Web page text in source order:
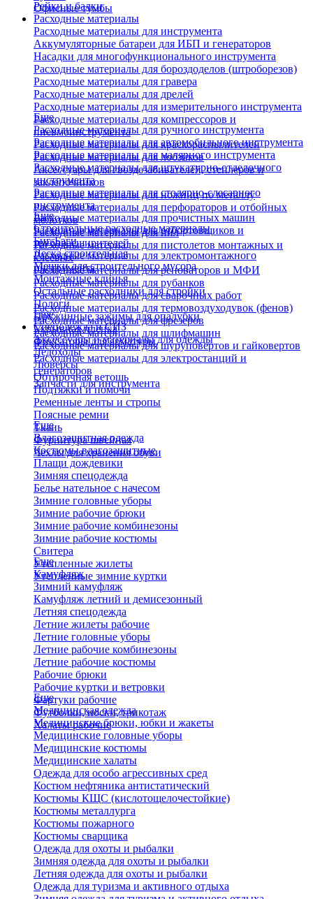
Офисные тумбы
Рейки и балки
Расходные материалы
Расходные материалы для инструмента
Аккумуляторные батареи для ИБП и генераторов
Насадки для многофункционального инструмента
Расходные материалы для бороздоделов (штроборезов)
Расходные материалы для гравера
Расходные материалы для дрелей
Расходные материалы для измерительного инструмента
Расходные материалы для компрессоров и
пневмоинструмента
Расходные материалы для краскораспылителей
Расходные материалы для лобзиков
Аксессуары для гвоздезабивателей, степлеров и
заклепочников
Расходные материалы для ножниц по металлу
Расходные материалы для перфораторов и отбойных
молотков
Расходные материалы для пил
Расходные материалы для пистолетов монтажных и
клеевых
Расходные материалы для реноваторов и МФИ
Расходные материалы для рубанков
Расходные материалы для сварочных работ
Расходные материалы для термовоздуходувок (фенов)
Расходные материалы для фрезеров
Расходные материалы для шлифмашин
Расходные материалы для шуруповертов и гайковертов
Расходные материалы для электростанций и
генераторов
Запчасти для инструмента
Еще
Расходные материалы для ручного инструмента
Расходные материалы для автомобильного инструмента
Расходные материалы для малярного инструмента
Расходные материалы для штукатурно-отделочного
инструмента
Расходные материалы для столярно-слесарного
инструмента
Расходные материалы для прочистных машин
Расходные материалы для отбортовщиков и
труборасширителей
Расходные материалы для электромонтажного
инструмента
Еще
Строительные расходные материалы
Биг-Бэги
Леска строительная
Мешки для строительного мусора
Монтажные клинья
Остальные расходники для стройки
Пологи
Пружинные зажимы для опалубки
Укрывная пленка
Фиксаторы для арматуры
Еще
Спецодежда и СИЗ
Аксессуары и материалы для одежды
Ледоходы
Люверсы
Обтирочная ветошь
Подтяжки и помочи
Ременные ленты и стропы
Поясные ремни
Ткань
Фурнитура швейная
Чехлы для хранения обуви
Еще
Влагозащитная одежда
Костюмы влагозащитные
Плащи дождевики
Зимняя спецодежда
Белье нательное с начесом
Зимние головные уборы
Зимние рабочие брюки
Зимние рабочие комбинезоны
Зимние рабочие костюмы
Свитера
Утепленные жилеты
Утепленные зимние куртки
Еще
Камуфляж
Зимний камуфляж
Камуфляж летний и демисезонный
Летняя спецодежда
Летние жилеты рабочие
Летние головные уборы
Летние рабочие комбинезоны
Летние рабочие костюмы
Рабочие брюки
Рабочие куртки и ветровки
Фартуки рабочие
Футболки, носки, трикотаж
Халаты рабочие
Еще
Медицинская одежда
Медицинские брюки, юбки и жакеты
Медицинские головные уборы
Медицинские костюмы
Медицинские халаты
Одежда для особо агрессивных сред
Костюм нефтяника антистатический
Костюмы КЩС (кислотощелочестойкие)
Костюмы металлурга
Костюмы пожарного
Костюмы сварщика
Одежда для охоты и рыбалки
Зимняя одежда для охоты и рыбалки
Летняя одежда для охоты и рыбалки
Одежда для туризма и активного отдыха